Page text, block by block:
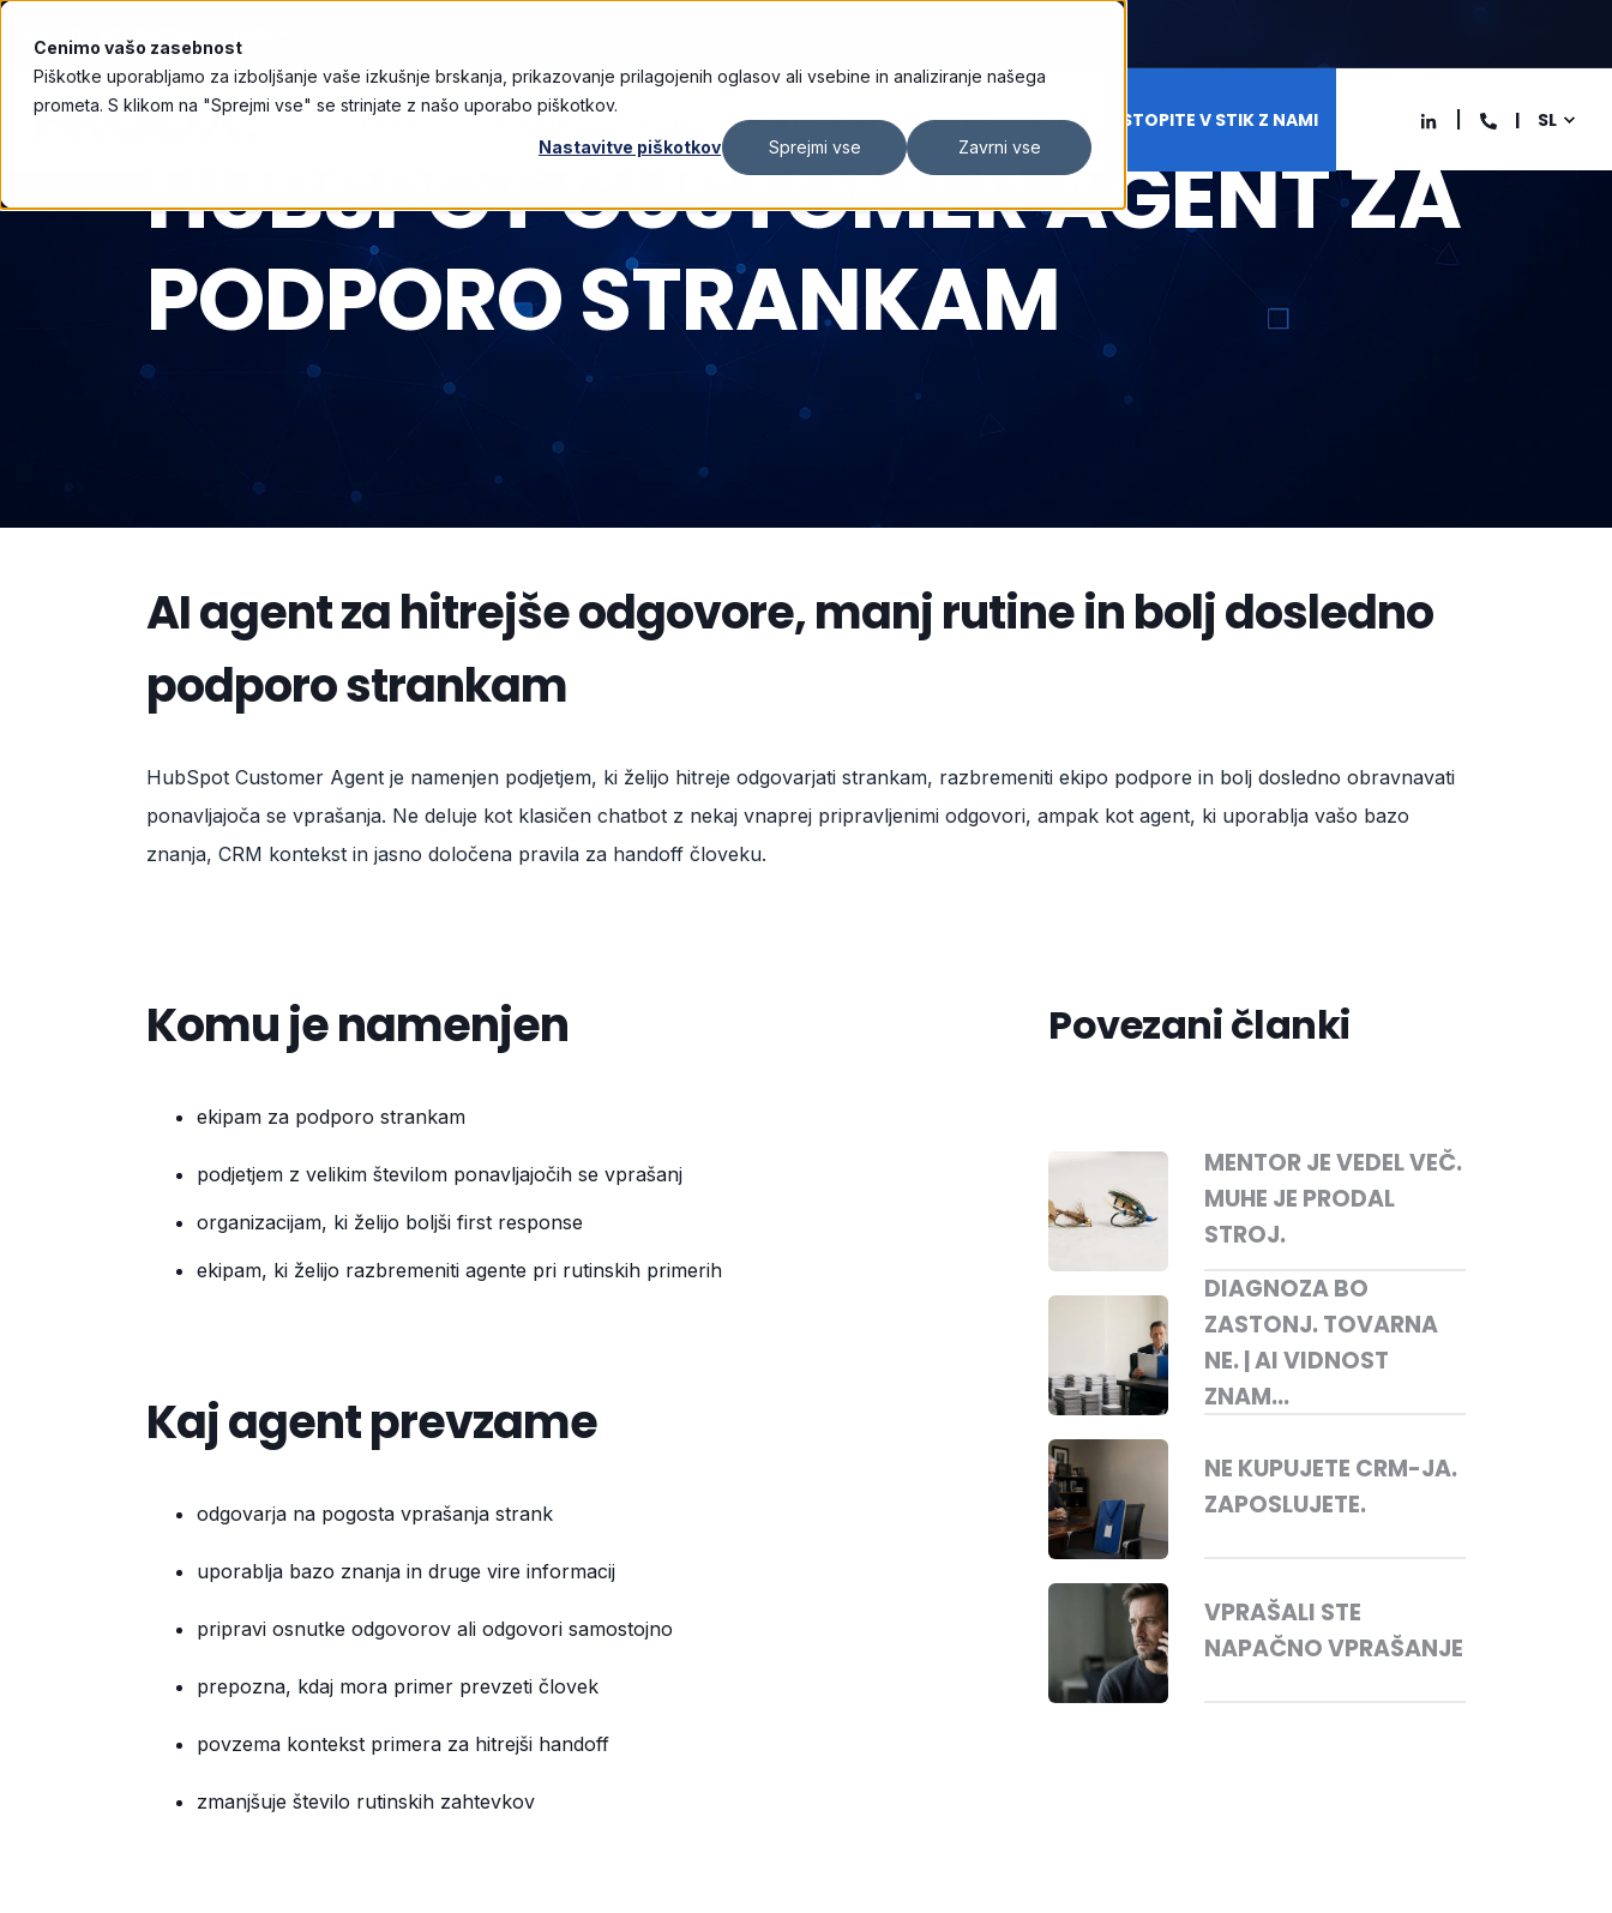
Cenimo vašo zasebnost
Piškotke uporabljamo za izboljšanje vaše izkušnje brskanja, prikazovanje prilagojenih oglasov ali vsebine in analiziranje našega
prometa. S klikom na "Sprejmi vse" se strinjate z našo uporabo piškotkov.
Nastavitve piškotkov Sprejmi vse Zavrni vse
REŠITVE ZA DELO S STRANKAMI GROWTH AS A SERVICE VIRI O NAS STOPITE V STIK Z NAMI SL
HUBSPOT CUSTOMER AGENT ZA
PODPORO STRANKAM
AI agent za hitrejše odgovore, manj rutine in bolj dosledno
podporo strankam
HubSpot Customer Agent je namenjen podjetjem, ki želijo hitreje odgovarjati strankam, razbremeniti ekipo podpore in bolj dosledno obravnavati
ponavljajoča se vprašanja. Ne deluje kot klasičen chatbot z nekaj vnaprej pripravljenimi odgovori, ampak kot agent, ki uporablja vašo bazo
znanja, CRM kontekst in jasno določena pravila za handoff človeku.
Komu je namenjen
ekipam za podporo strankam
podjetjem z velikim številom ponavljajočih se vprašanj
organizacijam, ki želijo boljši first response
ekipam, ki želijo razbremeniti agente pri rutinskih primerih
Kaj agent prevzame
odgovarja na pogosta vprašanja strank
uporablja bazo znanja in druge vire informacij
pripravi osnutke odgovorov ali odgovori samostojno
prepozna, kdaj mora primer prevzeti človek
povzema kontekst primera za hitrejši handoff
zmanjšuje število rutinskih zahtevkov
Povezani članki
MENTOR JE VEDEL VEČ.
MUHE JE PRODAL
STROJ.
DIAGNOZA BO
ZASTONJ. TOVARNA
NE. | AI VIDNOST
ZNAM...
NE KUPUJETE CRM-JA.
ZAPOSLUJETE.
VPRAŠALI STE
NAPAČNO VPRAŠANJE